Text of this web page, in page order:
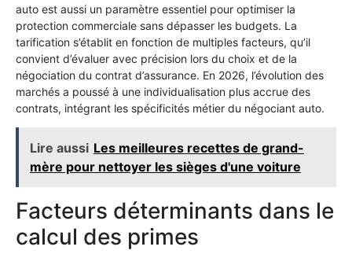
auto est aussi un paramètre essentiel pour optimiser la
protection commerciale sans dépasser les budgets. La
tarification s’établit en fonction de multiples facteurs, qu’il
convient d’évaluer avec précision lors du choix et de la
négociation du contrat d’assurance. En 2026, l’évolution des
marchés a poussé à une individualisation plus accrue des
contrats, intégrant les spécificités métier du négociant auto.
Lire aussi Les meilleures recettes de grand-
mère pour nettoyer les sièges d'une voiture
Facteurs déterminants dans le
calcul des primes